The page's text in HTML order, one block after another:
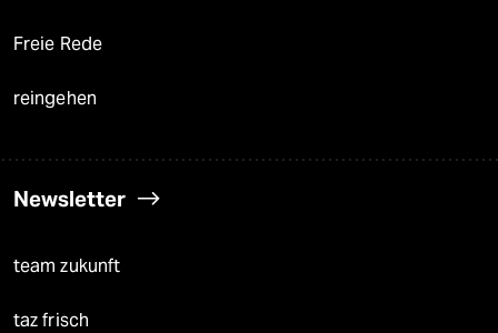
Freie Rede
reingehen
Newsletter
team zukunft
taz frisch